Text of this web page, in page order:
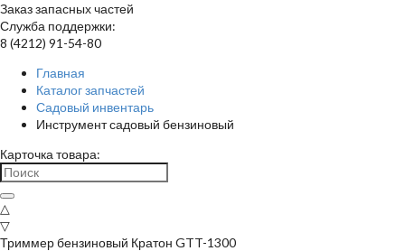
Заказ запасных частей
Служба поддержки:
8 (4212) 91-54-80
Главная
Каталог запчастей
Садовый инвентарь
Инструмент садовый бензиновый
Карточка товара:
△
▽
Триммер бензиновый Кратон GTT-1300